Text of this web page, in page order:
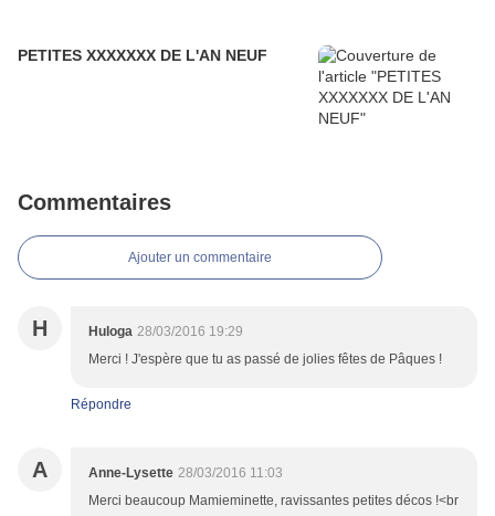
PETITES XXXXXXX DE L'AN NEUF
Commentaires
Ajouter un commentaire
H Huloga 28/03/2016 19:29
Merci ! J'espère que tu as passé de jolies fêtes de Pâques !
Répondre
A Anne-Lysette 28/03/2016 11:03
Merci beaucoup Mamieminette, ravissantes petites décos !<br